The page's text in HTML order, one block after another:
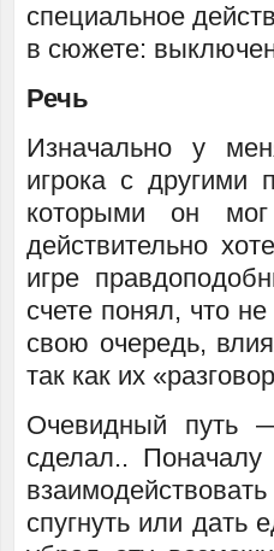
специальное
в сюжете:
Речь
Изначально у
игрока с другими
которыми он
действительно
игре
счете понял, что
свою очередь,
так как их
Очевидный путь
сделал..
спугнуть или